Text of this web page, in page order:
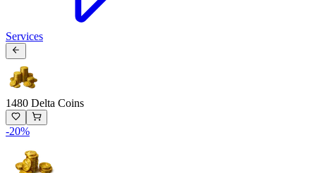
Services
1480 Delta Coins
-20%